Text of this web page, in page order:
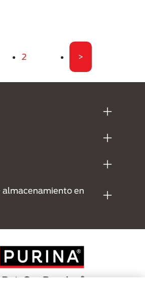
actualPágina
2 Última página
>
almacenamiento en